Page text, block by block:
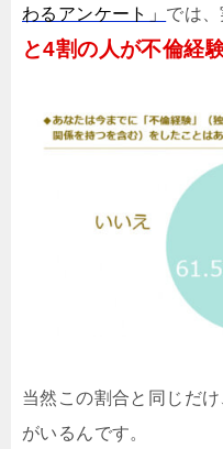
わるアンケート」 では
と4割の人が不倫経
当然この割合と同じだ
がいるんです。